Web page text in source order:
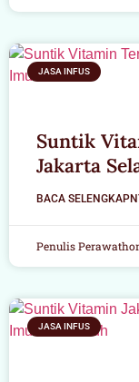
JASA INFUS
Suntik
Jakarta
BACA
Penulis
JASA INFUS